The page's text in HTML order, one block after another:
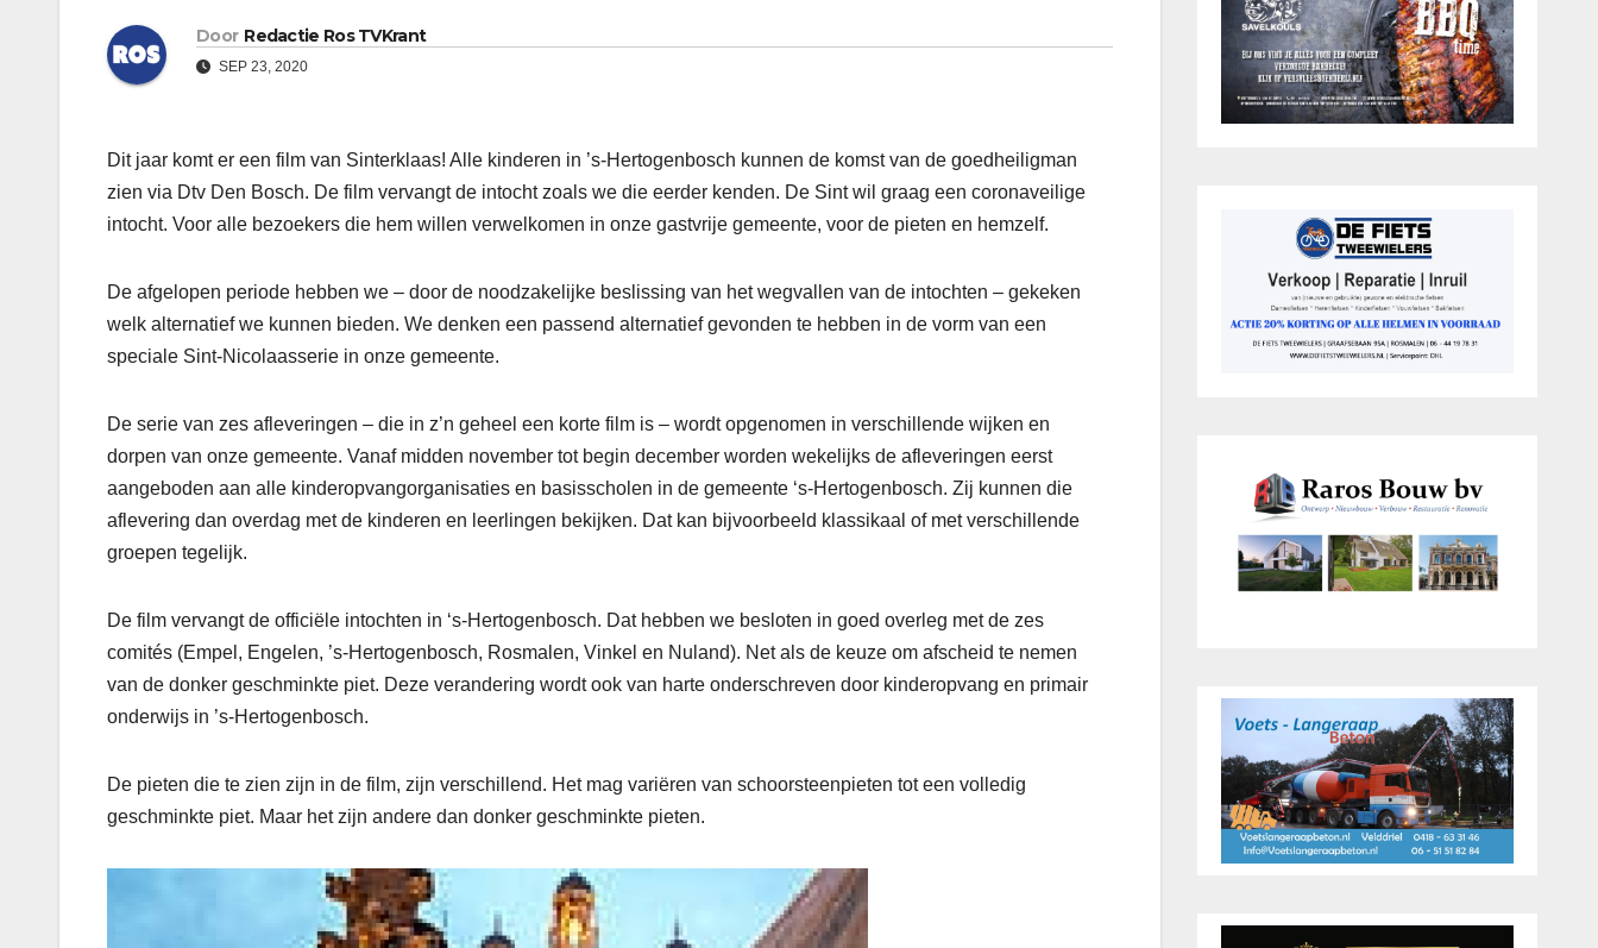
Door Redactie Ros TVKrant
SEP 23, 2020
Dit jaar komt er een film van Sinterklaas! Alle kinderen in ’s-Hertogenbosch kunnen de komst van de goedheiligman
zien via Dtv Den Bosch. De film vervangt de intocht zoals we die eerder kenden. De Sint wil graag een coronaveilige
intocht. Voor alle bezoekers die hem willen verwelkomen in onze gastvrije gemeente, voor de pieten en hemzelf.
De afgelopen periode hebben we – door de noodzakelijke beslissing van het wegvallen van de intochten – gekeken
welk alternatief we kunnen bieden. We denken een passend alternatief gevonden te hebben in de vorm van een
speciale Sint-Nicolaasserie in onze gemeente.
De serie van zes afleveringen – die in z’n geheel een korte film is – wordt opgenomen in verschillende wijken en
dorpen van onze gemeente. Vanaf midden november tot begin december worden wekelijks de afleveringen eerst
aangeboden aan alle kinderopvangorganisaties en basisscholen in de gemeente ‘s-Hertogenbosch. Zij kunnen die
aflevering dan overdag met de kinderen en leerlingen bekijken. Dat kan bijvoorbeeld klassikaal of met verschillende
groepen tegelijk.
De film vervangt de officiële intochten in ‘s-Hertogenbosch. Dat hebben we besloten in goed overleg met de zes
comités (Empel, Engelen, ’s-Hertogenbosch, Rosmalen, Vinkel en Nuland). Net als de keuze om afscheid te nemen
van de donker geschminkte piet. Deze verandering wordt ook van harte onderschreven door kinderopvang en primair
onderwijs in ’s-Hertogenbosch.
De pieten die te zien zijn in de film, zijn verschillend. Het mag variëren van schoorsteenpieten tot een volledig
geschminkte piet. Maar het zijn andere dan donker geschminkte pieten.